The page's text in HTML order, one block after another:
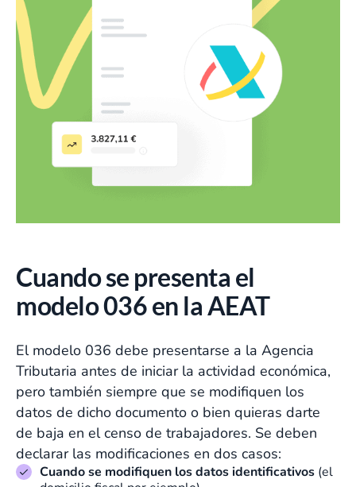
Cuando se presenta el
modelo 036 en la AEAT
El modelo 036 debe presentarse a la Agencia
Tributaria antes de iniciar la actividad económica,
pero también siempre que se modifiquen los
datos de dicho documento o bien quieras darte
de baja en el censo de trabajadores. Se deben
declarar las modificaciones en dos casos:
Cuando se modifiquen los datos identificativos (el